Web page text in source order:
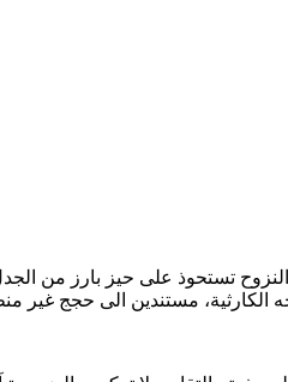
تستحوذ على حيز بارز من
الكارثية، مستندين الى حجج